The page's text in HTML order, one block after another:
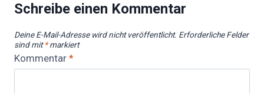
Schreibe einen Kommentar
Deine E-Mail-Adresse wird nicht veröffentlicht. Erforderliche Felder
sind mit*markiert
Kommentar *